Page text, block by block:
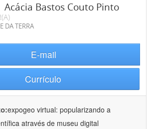
Acácia Bastos Couto Pinto
DA TERRA
E-mail
Currículo
expogeo virtual: popularizando a
através de museu digital